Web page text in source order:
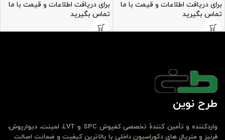
برای دریافت اطلاعات و قیمت با ما
تماس بگیرید
برای دریافت اطلاعات و قیمت با ما
تماس بگیرید
طرح نوین
واردکننده و تأمین کنندهٔ تخصصی کفپوش SPC و LVT، لمینت، دیوارپوش،
قرنیز و متریال های دکوراسیون داخلی با بالاترین کیفیت و ضمانت اصالت